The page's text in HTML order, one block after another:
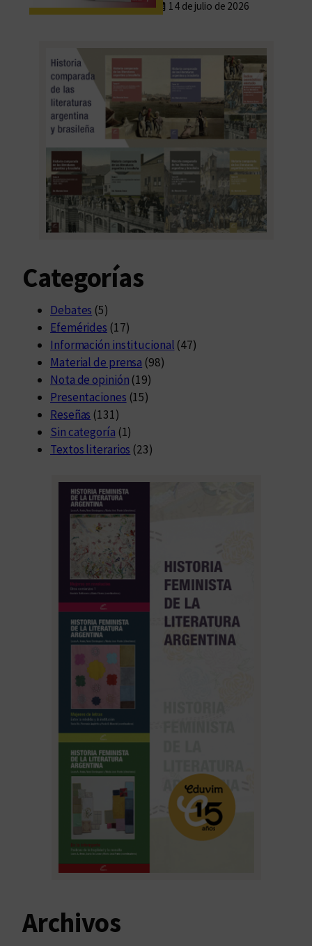
14 de julio de 2026
Categorías
Debates (5)
Efemérides (17)
Información institucional (47)
Material de prensa (98)
Nota de opinión (19)
Presentaciones (15)
Reseñas (131)
Sin categoría (1)
Textos literarios (23)
Archivos